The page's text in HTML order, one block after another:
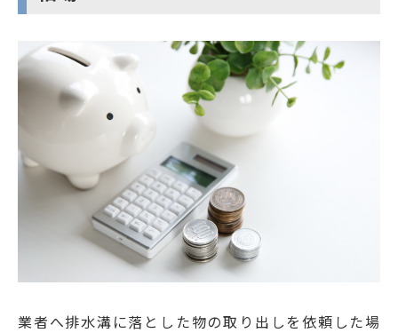
業者へ排水溝に落とした物の取り出しを依頼した場